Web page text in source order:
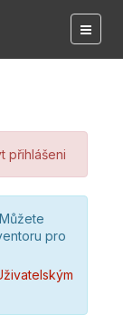
přihlášeni
pro